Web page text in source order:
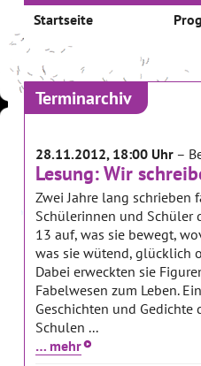
Startseite
Terminarchiv
28.11.2012, 18:00 Uhr–
Lesung: Wir
Zwei Jahre lang schrieben
Schülerinnen und Schüler
13 auf, was sie bewegt,
was sie wütend, glücklich
Dabei erweckten sie
Fabelwesen zum Leben.
Geschichten und Gedichte
Schulen ...
… mehr